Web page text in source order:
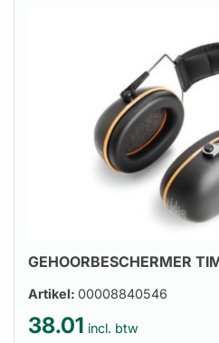
GEHOORBESCHERMER
Artikel: 00008840546
38.01 incl. btw